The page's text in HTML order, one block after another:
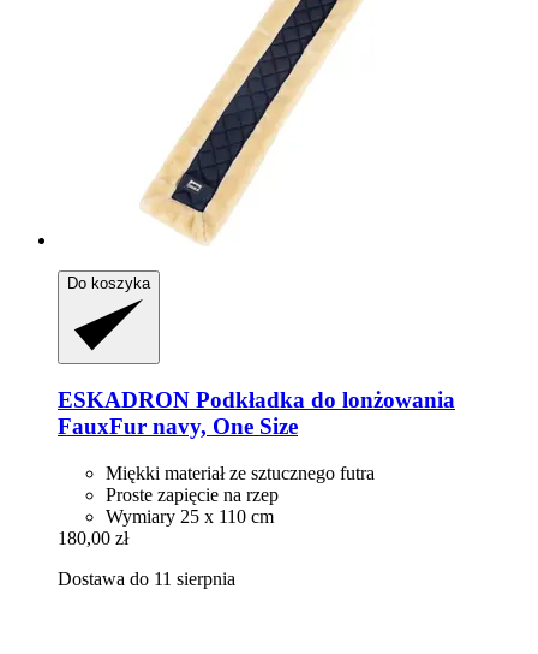
Do koszyka
ESKADRON Podkładka do lonżowania
FauxFur navy, One Size
Miękki materiał ze sztucznego futra
Proste zapięcie na rzep
Wymiary 25 x 110 cm
180,00 zł
Dostawa do 11 sierpnia